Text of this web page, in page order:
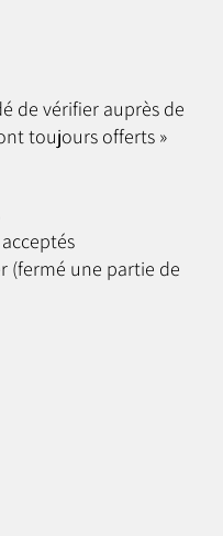
de vérifier auprès de
toujours offerts »
(fermé une partie de